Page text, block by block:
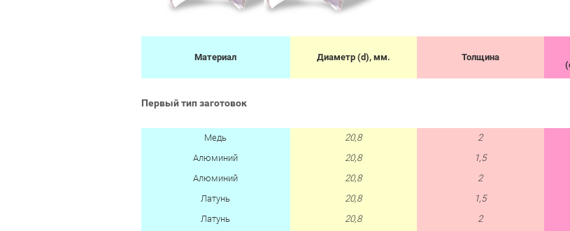
Материал Диаметр (d), мм. Толщина
Первый тип заготовок
Медь 20,8 2
Алюминий
20,8 1,5
Алюминий
20,8 2
Латунь
20,8 1,5
Латунь
20,8 2